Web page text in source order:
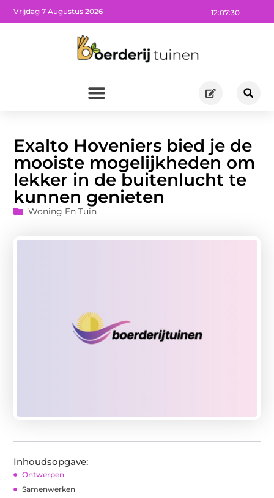
12:07:32
Vrijdag 7 Augustus 2026
Exalto Hoveniers bied je de
mooiste mogelijkheden om
lekker in de buitenlucht te
kunnen genieten
Woning En Tuin
Inhoudsopgave:
Ontwerpen
Samenwerken